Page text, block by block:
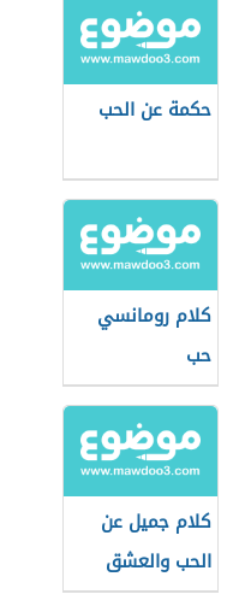
حكمة عن الحب
كلام رومانسي
حب
كلام جميل عن
الحب والعشق